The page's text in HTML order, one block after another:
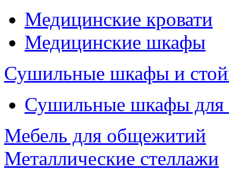
Медицинские кровати
Медицинские шкафы
Сушильные шкафы и
Сушильные шкафы
Мебель для общежитий
Металлические стеллажи